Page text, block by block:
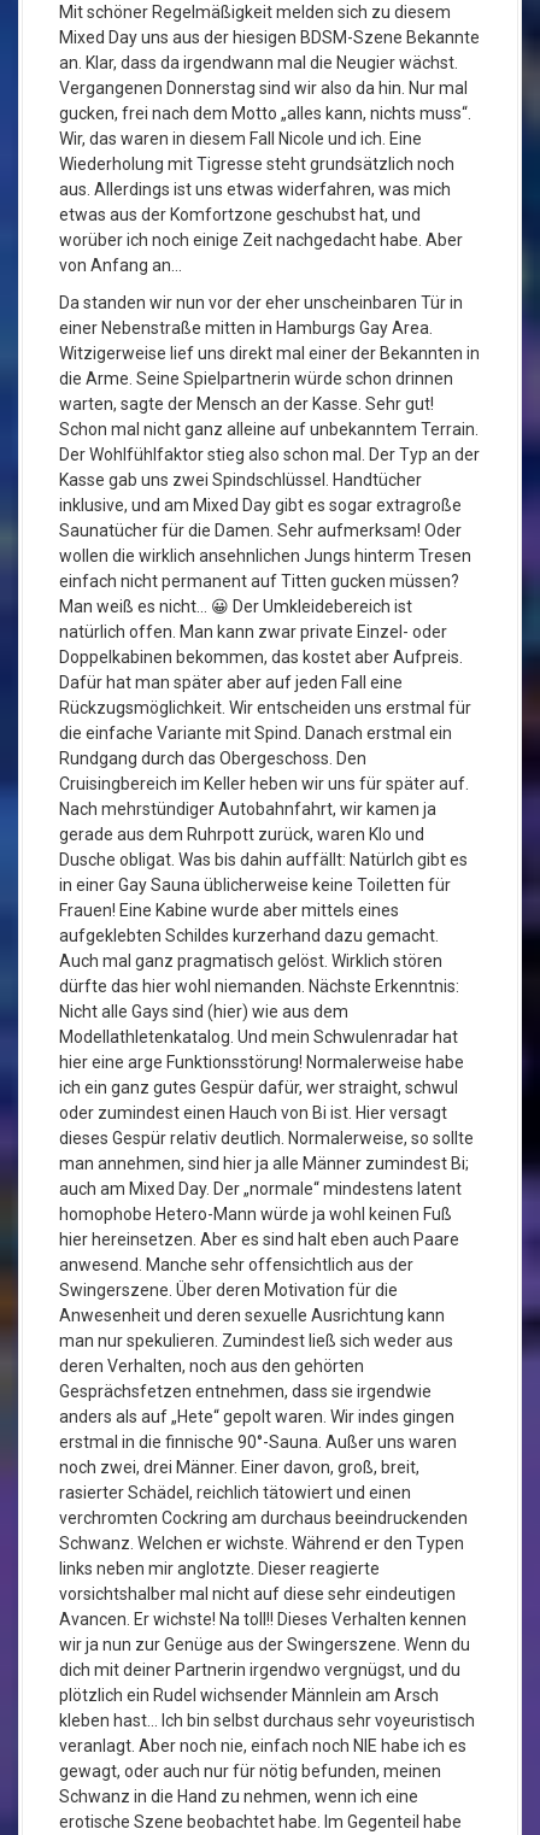
Mit schöner Regelmäßigkeit melden sich zu diesem
Mixed Day uns aus der hiesigen BDSM-Szene Bekannte
an. Klar, dass da irgendwann mal die Neugier wächst.
Vergangenen Donnerstag sind wir also da hin. Nur mal
gucken, frei nach dem Motto „alles kann, nichts muss“.
Wir, das waren in diesem Fall Nicole und ich. Eine
Wiederholung mit Tigresse steht grundsätzlich noch
aus. Allerdings ist uns etwas widerfahren, was mich
etwas aus der Komfortzone geschubst hat, und
worüber ich noch einige Zeit nachgedacht habe. Aber
von Anfang an…
Da standen wir nun vor der eher unscheinbaren Tür in
einer Nebenstraße mitten in Hamburgs Gay Area.
Witzigerweise lief uns direkt mal einer der Bekannten in
die Arme. Seine Spielpartnerin würde schon drinnen
warten, sagte der Mensch an der Kasse. Sehr gut!
Schon mal nicht ganz alleine auf unbekanntem Terrain.
Der Wohlfühlfaktor stieg also schon mal. Der Typ an der
Kasse gab uns zwei Spindschlüssel. Handtücher
inklusive, und am Mixed Day gibt es sogar extragroße
Saunatücher für die Damen. Sehr aufmerksam! Oder
wollen die wirklich ansehnlichen Jungs hinterm Tresen
einfach nicht permanent auf Titten gucken müssen?
Man weiß es nicht… 😀 Der Umkleidebereich ist
natürlich offen. Man kann zwar private Einzel- oder
Doppelkabinen bekommen, das kostet aber Aufpreis.
Dafür hat man später aber auf jeden Fall eine
Rückzugsmöglichkeit. Wir entscheiden uns erstmal für
die einfache Variante mit Spind. Danach erstmal ein
Rundgang durch das Obergeschoss. Den
Cruisingbereich im Keller heben wir uns für später auf.
Nach mehrstündiger Autobahnfahrt, wir kamen ja
gerade aus dem Ruhrpott zurück, waren Klo und
Dusche obligat. Was bis dahin auffällt: Natürlch gibt es
in einer Gay Sauna üblicherweise keine Toiletten für
Frauen! Eine Kabine wurde aber mittels eines
aufgeklebten Schildes kurzerhand dazu gemacht.
Auch mal ganz pragmatisch gelöst. Wirklich stören
dürfte das hier wohl niemanden. Nächste Erkenntnis:
Nicht alle Gays sind (hier) wie aus dem
Modellathletenkatalog. Und mein Schwulenradar hat
hier eine arge Funktionsstörung! Normalerweise habe
ich ein ganz gutes Gespür dafür, wer straight, schwul
oder zumindest einen Hauch von Bi ist. Hier versagt
dieses Gespür relativ deutlich. Normalerweise, so sollte
man annehmen, sind hier ja alle Männer zumindest Bi;
auch am Mixed Day. Der „normale“ mindestens latent
homophobe Hetero-Mann würde ja wohl keinen Fuß
hier hereinsetzen. Aber es sind halt eben auch Paare
anwesend. Manche sehr offensichtlich aus der
Swingerszene. Über deren Motivation für die
Anwesenheit und deren sexuelle Ausrichtung kann
man nur spekulieren. Zumindest ließ sich weder aus
deren Verhalten, noch aus den gehörten
Gesprächsfetzen entnehmen, dass sie irgendwie
anders als auf „Hete“ gepolt waren. Wir indes gingen
erstmal in die finnische 90°-Sauna. Außer uns waren
noch zwei, drei Männer. Einer davon, groß, breit,
rasierter Schädel, reichlich tätowiert und einen
verchromten Cockring am durchaus beeindruckenden
Schwanz. Welchen er wichste. Während er den Typen
links neben mir anglotzte. Dieser reagierte
vorsichtshalber mal nicht auf diese sehr eindeutigen
Avancen. Er wichste! Na toll!! Dieses Verhalten kennen
wir ja nun zur Genüge aus der Swingerszene. Wenn du
dich mit deiner Partnerin irgendwo vergnügst, und du
plötzlich ein Rudel wichsender Männlein am Arsch
kleben hast… Ich bin selbst durchaus sehr voyeuristisch
veranlagt. Aber noch nie, einfach noch NIE habe ich es
gewagt, oder auch nur für nötig befunden, meinen
Schwanz in die Hand zu nehmen, wenn ich eine
erotische Szene beobachtet habe. Im Gegenteil habe